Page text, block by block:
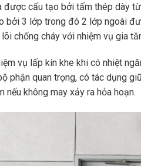
được cấu tạo bởi tấm thép dày
bởi 3 lớp trong đó 2 lớp ngoài
chống cháy với nhiệm vụ gia
vụ lấp kín khe khi có nhiệt
phận quan trọng, có tác dụng
không may xảy ra hỏa hoạn.